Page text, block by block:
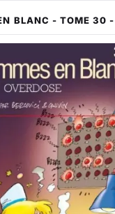
BLANC - TOME 30 -